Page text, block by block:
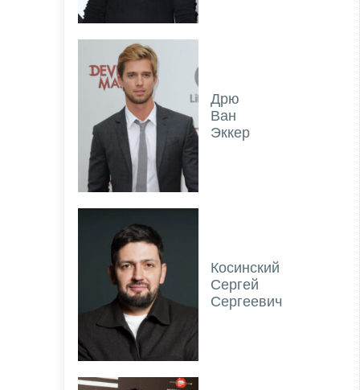
Дрю
Ван
Эккер
Косинский
Сергей
Сергеевич